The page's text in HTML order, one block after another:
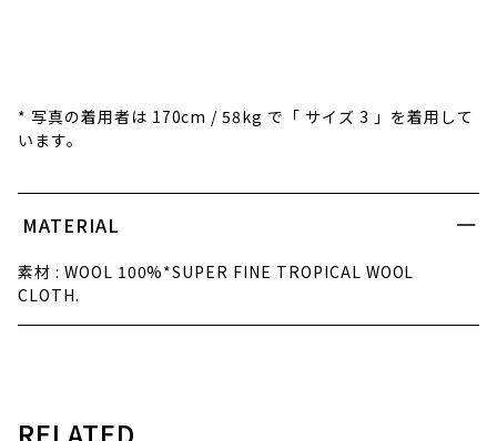
* 写真の着用者は 170cm / 58kg で「 サイズ 3 」を着用して
います。
MATERIAL
素材 : WOOL 100%*SUPER FINE TROPICAL WOOL
CLOTH.